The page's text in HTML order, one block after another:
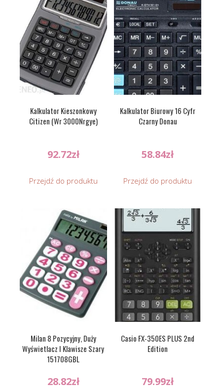
Kalkulator Kieszonkowy
Citizen (Wr 3000Nrgye)
92.72zł
Przejdź do produktu
Kalkulator Biurowy 16 Cyfr
Czarny Donau
58.84zł
Przejdź do produktu
Milan 8 Pozycyjny, Duży
Wyświetlacz I Klawisze Szary
151708GBL
28.82zł
Casio FX-350ES PLUS 2nd
Edition
79.99zł